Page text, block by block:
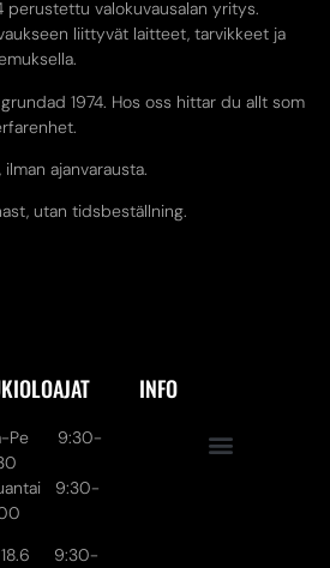
perustettu valokuvausalan yritys.
liittyvät laitteet, tarvikkeet ja
1974. Hos oss hittar du allt som
ajanvarausta.
utan tidsbeställning.
Pe 9:30-
9:30-
18.6 9:30-
INFO